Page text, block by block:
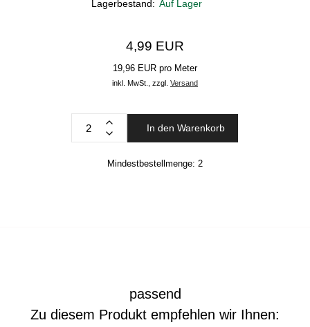
Lagerbestand: Auf Lager
4,99 EUR
19,96 EUR pro Meter
inkl. MwSt., zzgl. Versand
In den Warenkorb
Mindestbestellmenge: 2
passend
Zu diesem Produkt empfehlen wir Ihnen: